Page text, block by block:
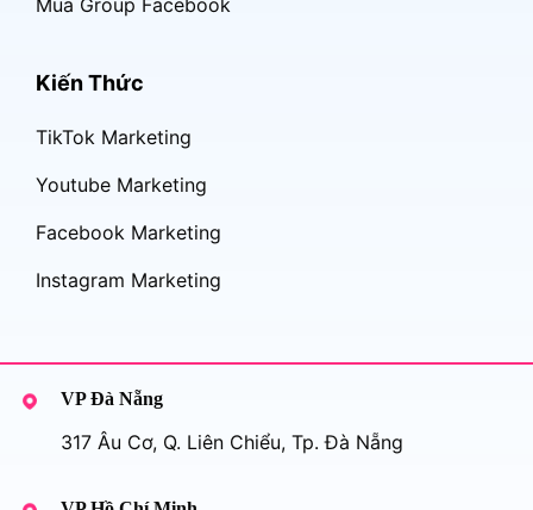
Kiến Thức
TikTok Marketing
Youtube Marketing
Facebook Marketing
Instagram Marketing
VP Đà Nẵng
317 Âu Cơ, Q. Liên Chiểu, Tp. Đà Nẵng